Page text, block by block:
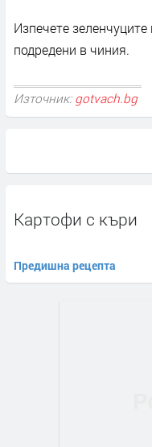
Изпечете
подредени в чиния.
Източник: gotvach.bg
Картофи с къри
Предишна рецепта